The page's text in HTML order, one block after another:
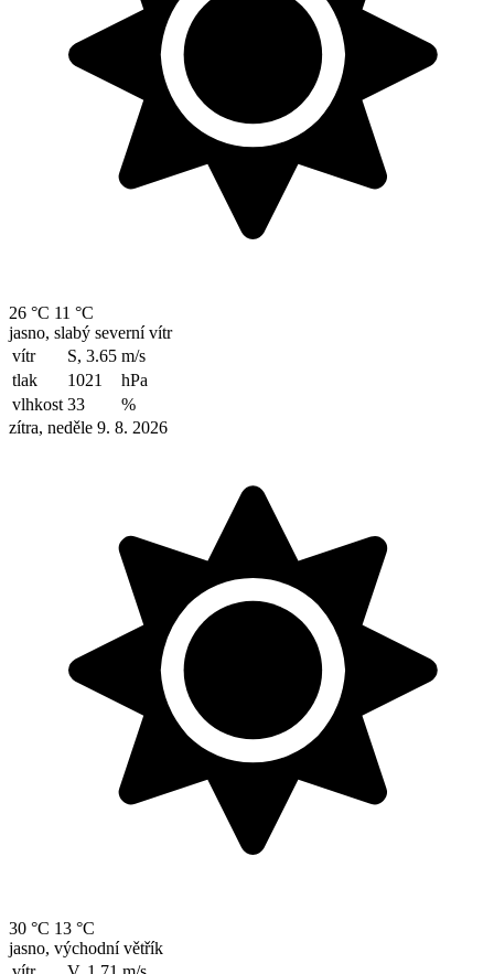
26 °C 11 °C
jasno, slabý severní vítr
vítr
S, 3.65 m/s
tlak
1021
hPa
vlhkost 33
%
zítra, neděle 9. 8. 2026
30 °C 13 °C
jasno, východní větřík